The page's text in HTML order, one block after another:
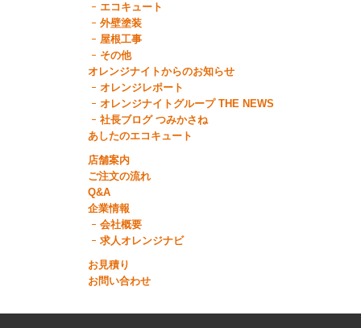
エコキュート
外壁塗装
屋根工事
その他
オレンジナイトからのお知らせ
オレンジレポート
オレンジナイトグループ THE NEWS
社長ブログ つみかさね
あしたのエコキュート
店舗案内
ご注文の流れ
Q&A
企業情報
会社概要
求人オレンジナビ
お見積り
お問い合わせ